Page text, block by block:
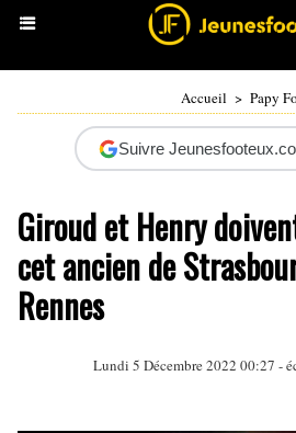
Accueil > Papy
Suivre
Giroud et Henry
cet ancien de
Rennes
Lundi 5 Décembre 2022 00:27 -